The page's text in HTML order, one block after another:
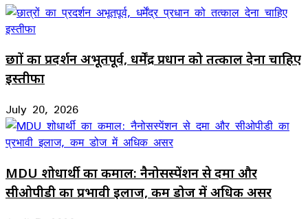
छात्रों का प्रदर्शन अभूतपूर्व, धर्मेंद्र प्रधान को तत्काल देना चाहिए
इस्तीफा
July 20, 2026
MDU शोधार्थी का कमाल: नैनोसस्पेंशन से दमा और
सीओपीडी का प्रभावी इलाज, कम डोज में अधिक असर